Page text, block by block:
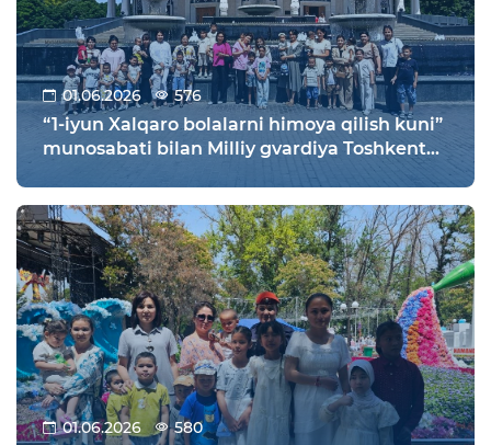
01.06.2026 576
“1-iyun Xalqaro bolalarni himoya qilish kuni”
munosabati bilan Milliy gvardiya Toshkent
viloyati bo'yicha boshqarmasi harbiy
farzandlari bayram kunida dam olish va
maroqli hordiq chiqarish maqsadida “Amir
Temur muzeyi” va “Toshkent hayvonot bog‘i”
ga tashrif buyurishdi.
01.06.2026 580